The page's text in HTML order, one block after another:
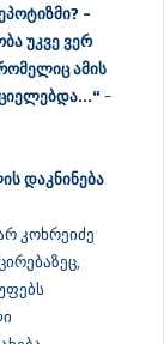
–
უკვე ვერ
ამის
–
დაკნინება
კოხრეიძე